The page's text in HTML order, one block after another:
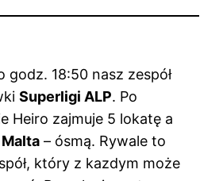
godz. 18:50 nasz zespół
Superligi ALP. Po
Heiro zajmuje 5 lokatę a
Malta – ósmą. Rywale to
który z kazdym może